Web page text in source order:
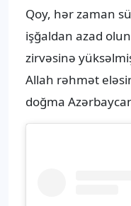
Qoy, hər zaman
işğaldan azad
zirvəsinə
Allah rəhmət
doğma